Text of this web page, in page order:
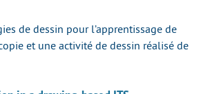
de dessin pour l’apprentissage de
et une activité de dessin réalisé de